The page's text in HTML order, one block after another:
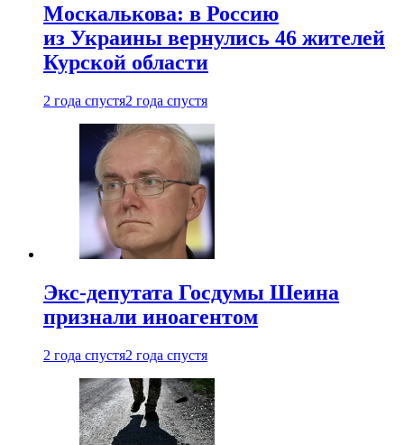
Москалькова: в Россию
из Украины вернулись 46 жителей
Курской области
2 года спустя2 года спустя
Экс-депутата Госдумы Шеина
признали иноагентом
2 года спустя2 года спустя